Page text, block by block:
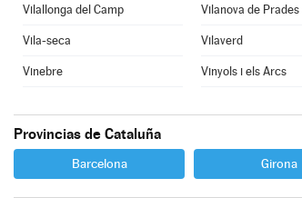
Vilallonga del Camp Vilanova de Prades
Vila-seca Vilaverd
Vinebre Vinyols i els Arcs
Provincias de Cataluña
Barcelona Girona